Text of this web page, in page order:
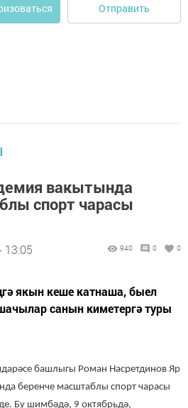
Отправить
вакытында
спорт чарасы
13:05 940 0 0
якын кеше катнаша, быел
санын киметергә туры
башлыгы Роман Насретдинов Яр
беренче масштаблы спорт чарасы
Бу шимбәдә, 9 октябрьдә,